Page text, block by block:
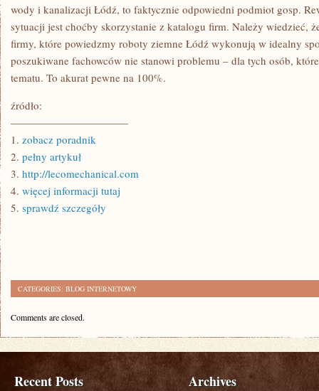
wody i kanalizacji Łódź, to faktycznie odpowiedni podmiot gosp.
sytuacji jest choćby skorzystanie z katalogu firm. Należy wiedzieć,
firmy, które powiedzmy roboty ziemne Łódź wykonują w idealny
poszukiwane fachowców nie stanowi problemu – dla tych osób,
tematu. To akurat pewne na 100%.
źródło:
———————————
1. zobacz poradnik
2. pełny artykuł
3. http://lecomechanical.com
4. więcej informacji tutaj
5. sprawdź szczegóły
CATEGORIES: BLOG INTERNETOWY
Comments are closed.
Recent Posts Archives